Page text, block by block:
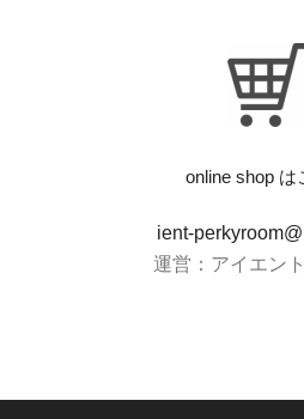
online shop は
ient-
運営：アイエン